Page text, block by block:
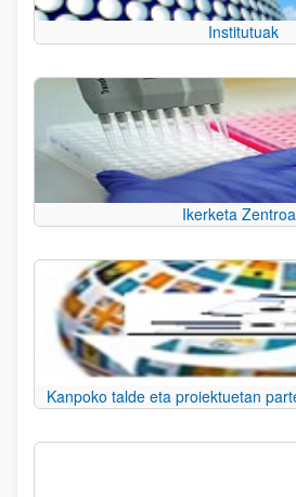
Institutuak
Ikerketa
Kanpoko talde eta proiektuetan